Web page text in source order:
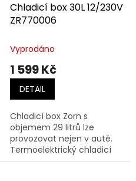
Chladicí box 30L 12/230V
ZR770006
Vyprodáno
1 599 Kč
DETAIL
Chladicí box Zorn s
objemem 29 litrů lze
provozovat nejen v autě.
Termoelektrický chladicí
box s integrovaným